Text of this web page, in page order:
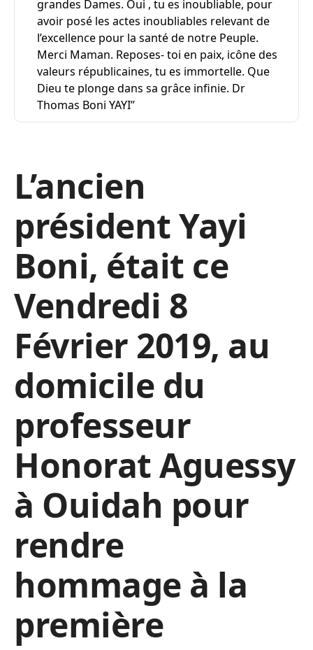
grandes Dames. Oui , tu es inoubliable, pour
avoir posé les actes inoubliables relevant de
l’excellence pour la santé de notre Peuple.
Merci Maman. Reposes- toi en paix, icône des
valeurs républicaines, tu es immortelle. Que
Dieu te plonge dans sa grâce infinie. Dr
Thomas Boni YAYI”
L’ancien
président Yayi
Boni, était ce
Vendredi 8
Février 2019, au
domicile du
professeur
Honorat Aguessy
à Ouidah pour
rendre
hommage à la
première